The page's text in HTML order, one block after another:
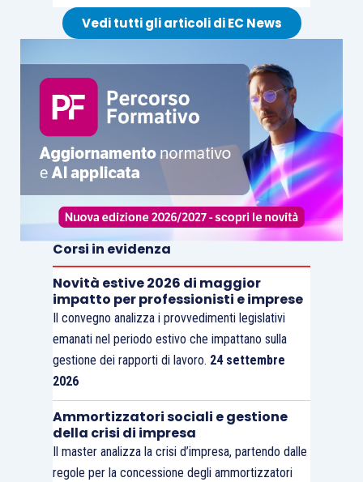
Vedi tutti gli articoli di EC News
Corsi in evidenza
Novità estive 2026 di maggior
impatto per professionisti e imprese
Il convegno analizza i provvedimenti legislativi
emanati nel periodo estivo che impattano sulla
gestione dei rapporti di lavoro. 24 settembre
2026
Ammortizzatori sociali e gestione
della crisi di impresa
Il master analizza la crisi d’impresa, partendo dalle
regole per la concessione degli ammortizzatori